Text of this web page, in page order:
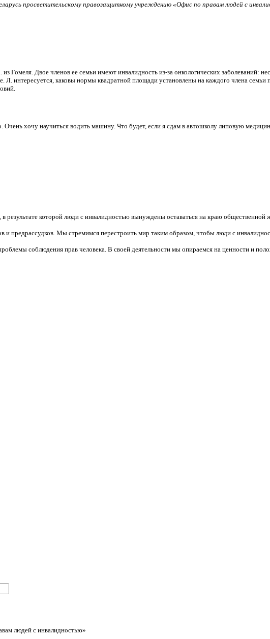
просветительскому правозащитному учреждению «Офис по правам людей с
Двое членов ее семьи имеют инвалидность из-за онкологических заболеваний:
интересуется, каковы нормы квадратной площади установлены на каждого члена семьи
хочу научиться водить машину. Что будет, если я сдам в автошколу липовую
которой люди с инвалидностью вынуждены оставаться на краю общественной
предрассудков. Мы стремимся перестроить мир таким образом, чтобы люди с
соблюдения прав человека. В своей деятельности мы опираемся на ценности и
людей с инвалидностью»